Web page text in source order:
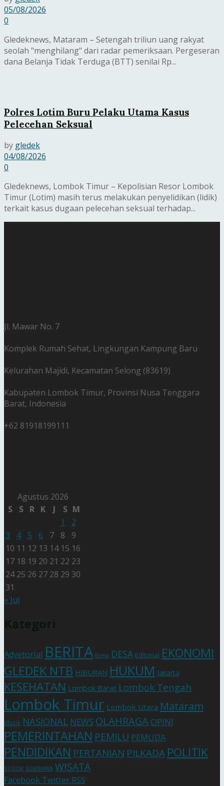
05/08/2026
0
Gledeknews, Mataram – Setengah triliun uang rakyat
seolah "menghilang" dari radar pemeriksaan. Pergeseran
dana Belanja Tidak Terduga (BTT) senilai Rp...
Polres Lotim Buru Pelaku Utama Kasus
Pelecehan Seksual
by gledek
04/08/2026
0
Gledeknews, Lombok Timur – Kepolisian Resor Lombok
Timur (Lotim) masih terus melakukan penyelidikan (lidik)
terkait kasus dugaan pelecehan seksual terhadap...
Jl. Mawar No. 7
Komplek Rumah Sehat, Lingkungan Kampung Baru
Kelurahan Majidi, Kecamatan Selong (83619)
Kabupaten Lombok Timur, Provinsi Nusa Tenggara
Barat, Indonesia
+62 81918199111
Agustus 2026
S
S R K J S M
1
2
3
4 5 6 7 8
9
10 11 12 13 14 15 16
17 18 19 20 21 22 23
24 25 26 27 28 29 30
31
« Jul
Advetorial BERITA Bima DESA Editorial EKONOMI
GLEDEK NTB HIBURAN HUKUM Jakarta
KESEHATAN Lombok Barat Lombok Tengah
Lombok Timur Lombok Utara Mataram
Musik NASIONAL NEWS OLAHRAGA OPINI
PEMERINTAHAN PEMILU PEMUDA
PENDIDIKAN PERTANIAN PILKADA POLITIK
SOSOK SUMBAWA WISATA
Facebook Twitter RSS